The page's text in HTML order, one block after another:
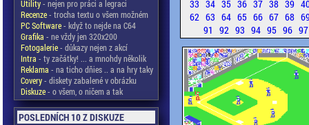
Utility- nejen pro práci a legraci
Recenze- trocha textu o všem možném
PC Software- když to nejde na C64
Grafika - ne vždy jen 320x200
Fotogalerie- důkazy nejen z akcí
Intra - ty začátky! ... a mnohdy několik
Reklama - na ticho dňies .. a na hry taky
Covery- diskety zabalené v obrázku
Diskuze- o všem, o ničem a tak
POSLEDNÍCH 10 Z DISKUZE
33 34 35 36 37 38 39
62 63 64 65 66 67 68
91 92 93 94 95 96